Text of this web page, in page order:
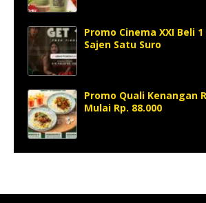
Promo Cinema XXI Beli
Sajen Satu Suro
Promo Quali Kenangan
Mulai Rp. 88.000